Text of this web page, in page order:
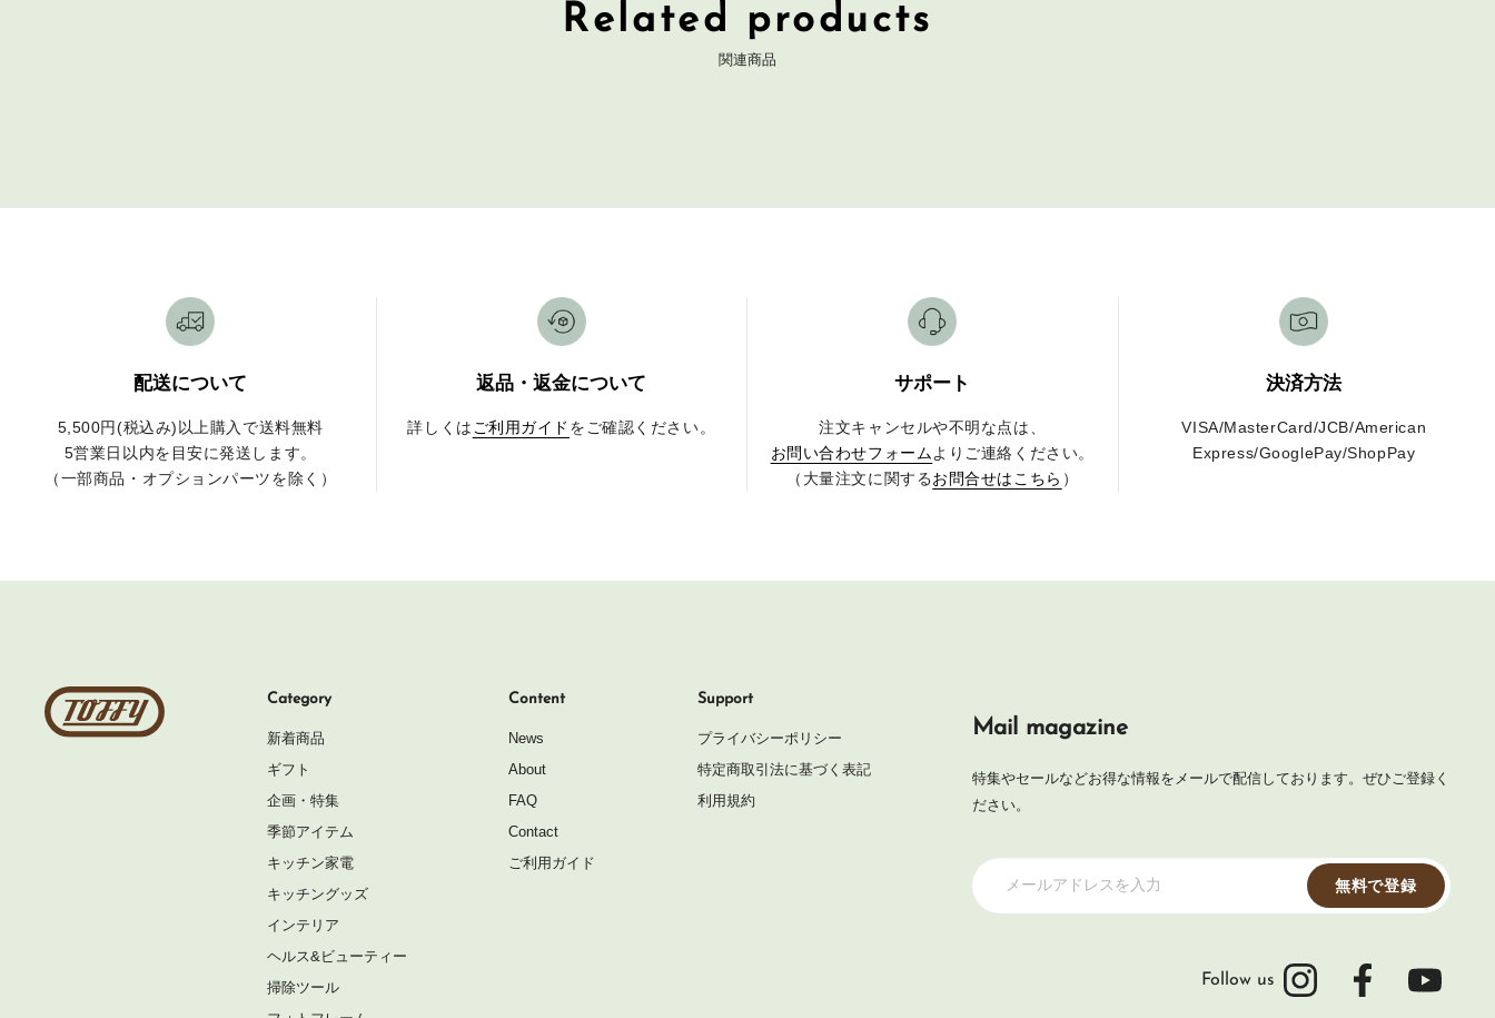
Related products
関連商品
配送について
5,500円(税込み)以上購入で送料無料
5営業日以内を目安に発送します。
（一部商品・オプションパーツを除く）
返品・返金について
詳しくはご利用ガイド をご確認ください。
サポート
注文キャンセルや不明な点は、
お問い合わせフォームよりご連絡ください。
（大量注文に関するお問合せはこちら ）
決済方法
VISA/MasterCard/JCB/American
Express/GooglePay/ShopPay
Toffy
公
Category
新着商品
ギフト
企画・特集
季節アイテム
キッチン家電
キッチングッズ
インテリア
ヘルス&ビューティー
掃除ツール
Content
News
About
FAQ
Contact
ご利用ガイド
Support
プライバシーポリシー
特定商取引法に基づく表記
利用規約
Mail magazine
特集やセールなどお得な情報をメールで配信しております。ぜひご登録く
ださい。
メールアドレスを入力 無料で登録
Follow us